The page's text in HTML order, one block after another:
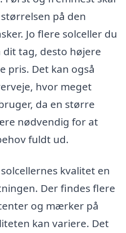
på den
Jo flere solceller du
tag, desto højere
pris. Det kan også
hvor meget
da en større
nødvendig for at
fuldt ud.
kvalitet en
Der findes flere
og mærker på
kan variere. Det